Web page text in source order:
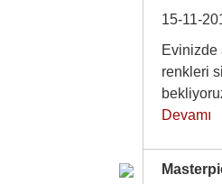
15-11-
Evinizde
renkleri
Devamı